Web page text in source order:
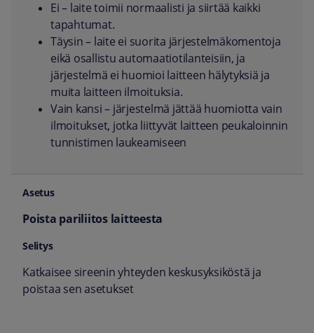
Ei – laite toimii normaalisti ja siirtää kaikki
tapahtumat.
Täysin – laite ei suorita järjestelmäkomentoja
eikä osallistu automaatiotilanteisiin, ja
järjestelmä ei huomioi laitteen hälytyksiä ja
muita laitteen ilmoituksia.
Vain kansi – järjestelmä jättää huomiotta vain
ilmoitukset, jotka liittyvät laitteen peukaloinnin
tunnistimen laukeamiseen
Poista pariliitos laitteesta
Katkaisee sireenin yhteyden keskusyksiköstä ja
poistaa sen asetukset